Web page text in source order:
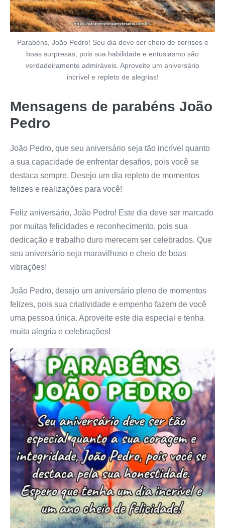
Parabéns, João Pedro! Seu dia deve ser cheio de sorrisos e
boas surpresas, pois sua habilidade e entusiasmo são
verdadeiramente admiráveis. Aproveite um aniversário
incrível e repleto de alegrias!
Mensagens de parabéns João
Pedro
João Pedro, que seu aniversário seja tão incrível quanto
a sua capacidade de enfrentar desafios, pois você se
destaca sempre. Desejo um dia repleto de momentos
felizes e realizações para você!
Feliz aniversário, João Pedro! Este dia deve ser marcado
por muitas felicidades e reconhecimento, pois sua
dedicação e trabalho duro merecem ser celebrados. Que
seu aniversário seja maravilhoso e cheio de boas
vibrações!
João Pedro, desejo um aniversário pleno de momentos
felizes, pois sua criatividade e empenho fazem de você
uma pessoa única. Aproveite este dia especial e tenha
muita alegria e celebrações!